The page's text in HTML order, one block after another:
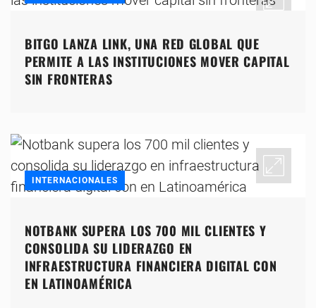
BITGO LANZA LINK, UNA RED GLOBAL QUE
PERMITE A LAS INSTITUCIONES MOVER CAPITAL
SIN FRONTERAS
INTERNACIONALES
NOTBANK SUPERA LOS 700 MIL CLIENTES Y
CONSOLIDA SU LIDERAZGO EN
INFRAESTRUCTURA FINANCIERA DIGITAL CON
EN LATINOAMÉRICA